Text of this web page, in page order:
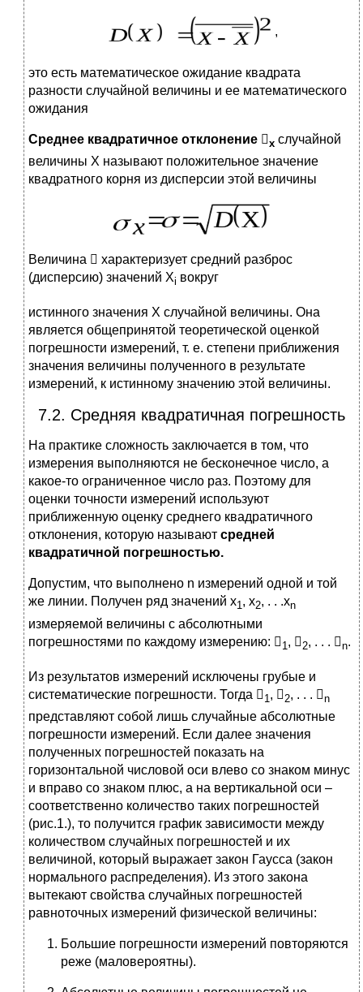
,
это есть математическое ожидание квадрата
разности случайной величины и ее математического
ожидания
Среднее квадратичное отклонение x случайной
величины X называют положительное значение
квадратного корня из дисперсии этой величины
Величина  характеризует средний разброс
(дисперсию) значений Xi вокруг
истинного значения Х случайной величины. Она
является общепринятой теоретической оценкой
погрешности измерений, т. е. степени приближения
значения величины полученного в результате
измерений, к истинному значению этой величины.
7.2. Средняя квадратичная погрешность
На практике сложность заключается в том, что
измерения выполняются не бесконечное число, а
какое-то ограниченное число раз. Поэтому для
оценки точности измерений используют
приближенную оценку среднего квадратичного
отклонения, которую называют средней
квадратичной погрешностью.
Допустим, что выполнено n измерений одной и той
же линии. Получен ряд значений х1, х2, . . .хn
измеряемой величины с абсолютными
погрешностями по каждому измерению:  1 ,  2, . . . n.
Из результатов измерений исключены грубые и
систематические погрешности. Тогда  1, 2, . . . n
представляют собой лишь случайные абсолютные
погрешности измерений. Если далее значения
полученных погрешностей показать на
горизонтальной числовой оси влево со знаком минус
и вправо со знаком плюс, а на вертикальной оси –
соответственно количество таких погрешностей
(рис.1.), то получится график зависимости между
количеством случайных погрешностей и их
величиной, который выражает закон Гаусса (закон
нормального распределения). Из этого закона
вытекают свойства случайных погрешностей
равноточных измерений физической величины:
Большие погрешности измерений повторяются
реже (маловероятны).